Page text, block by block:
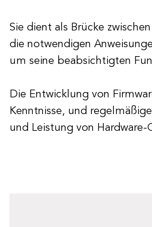
Sie dient als Brücke
die notwendigen
um seine beabsichtigten
Die Entwicklung von
Kenntnisse, und
und Leistung von Hardware-